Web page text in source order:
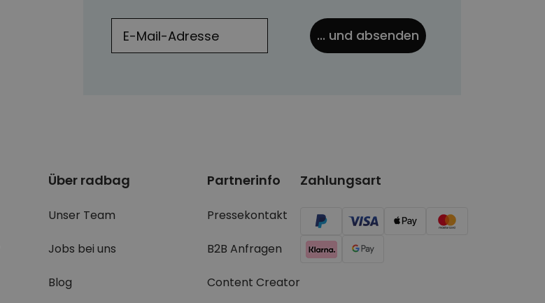
... und absenden
Über radbag
Unser Team
Jobs bei uns
Blog
Partnerinfo
Pressekontakt
B2B Anfragen
Content Creator
Zahlungsart